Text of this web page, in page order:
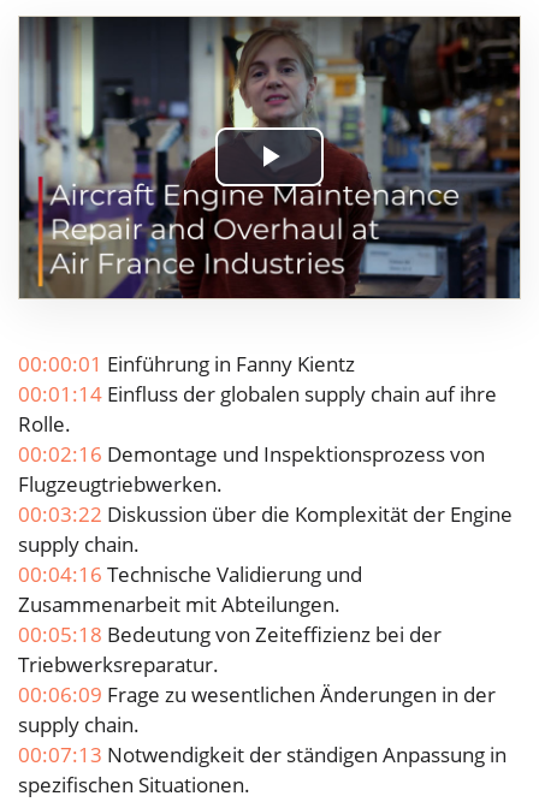
Play
Video
00:00:01 Einführung in Fanny Kientz
00:01:14 Einfluss der globalen supply chain auf ihre
Rolle.
00:02:16 Demontage und Inspektionsprozess von
Flugzeugtriebwerken.
00:03:22 Diskussion über die Komplexität der Engine
supply chain.
00:04:16 Technische Validierung und
Zusammenarbeit mit Abteilungen.
00:05:18 Bedeutung von Zeiteffizienz bei der
Triebwerksreparatur.
00:06:09 Frage zu wesentlichen Änderungen in der
supply chain.
00:07:13 Notwendigkeit der ständigen Anpassung in
spezifischen Situationen.